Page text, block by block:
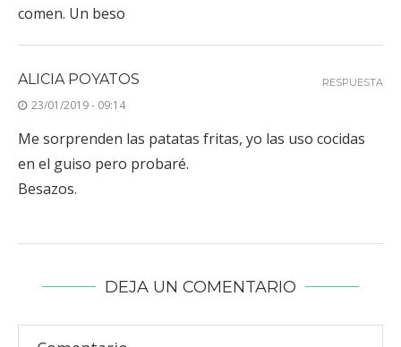
comen. Un beso
ALICIA POYATOS
23/01/2019 - 09:14
Me sorprenden las patatas fritas, yo las uso cocidas
en el guiso pero probaré.
Besazos.
RESPUESTA
DEJA UN COMENTARIO